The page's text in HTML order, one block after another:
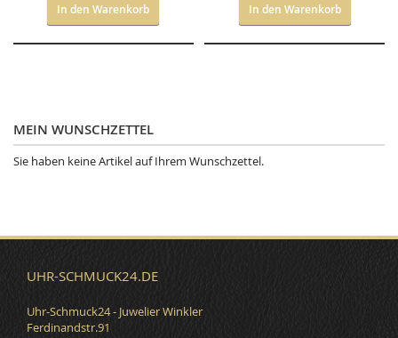
In den Warenkorb In den Warenkorb
MEIN WUNSCHZETTEL
Sie haben keine Artikel auf Ihrem Wunschzettel.
UHR-SCHMUCK24.DE
Uhr-Schmuck24 - Juwelier Winkler
Ferdinandstr.91